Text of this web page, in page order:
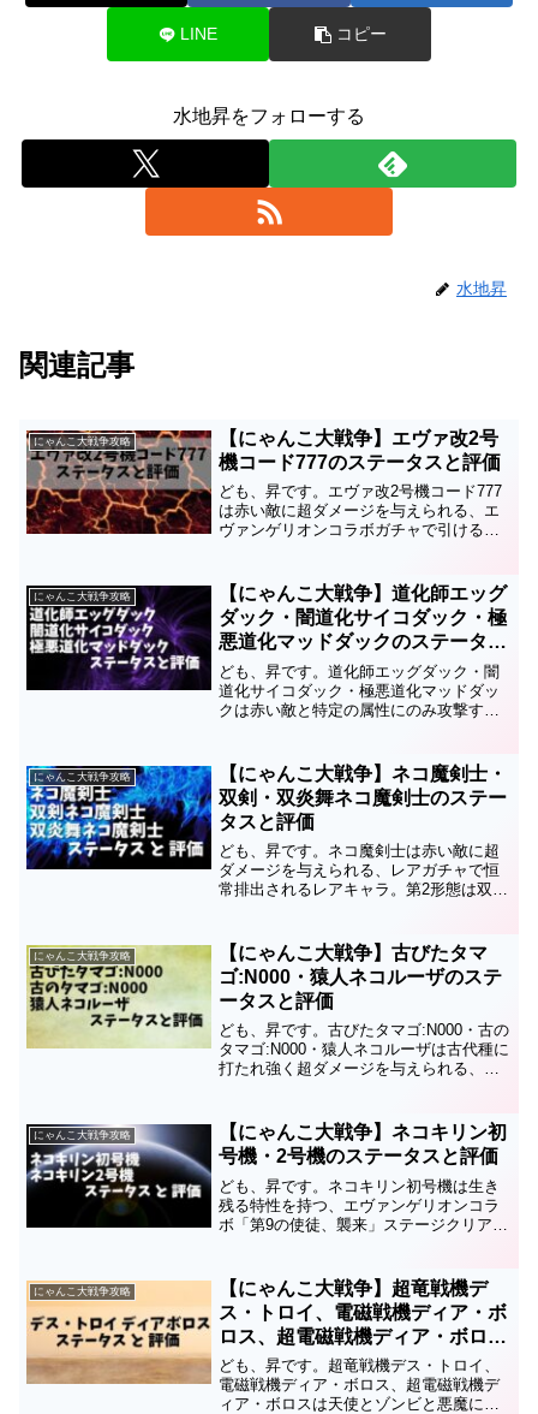
LINE コピー
水地昇をフォローする
水地昇
関連記事
にゃんこ大戦争攻略
【にゃんこ大戦争】エヴァ改2号
機コード777のステータスと評価
ども、昇です。エヴァ改2号機コード777
は赤い敵に超ダメージを与えられる、エ
ヴァンゲリオンコラボガチャで引ける超
エヴァ改2号機コード777のステータスと
評価について...
にゃんこ大戦争攻略
【にゃんこ大戦争】道化師エッグ
ダック・闇道化サイコダック・極
悪道化マッドダックのステータス
と評価
ども、昇です。道化師エッグダック・闇
道化サイコダック・極悪道化マッドダッ
クは赤い敵と特定の属性にのみ攻撃す
道化師エッグダック・闇道化サイコダッ
ク・極悪道化マッドダックの...
にゃんこ大戦争攻略
【にゃんこ大戦争】ネコ魔剣士・
双剣・双炎舞ネコ魔剣士のステー
タスと評価
ども、昇です。ネコ魔剣士は赤い敵に超
ダメージを与えられる、レアガチャで恒
常排出されるレアキャラ。第2形態は双剣
マキシマムファイターやネコバスタブと
の差についても書いて...
にゃんこ大戦争攻略
【にゃんこ大戦争】古びたタマ
ゴ:N000・猿人ネコルーザのステ
ータスと評価
ども、昇です。古びたタマゴ:N000・古の
タマゴ:N000・猿人ネコルーザは古代種に
打たれ強く超ダメージを与えられる、真
ャラのステータスと評価についてまとめ
ているので...
にゃんこ大戦争攻略
【にゃんこ大戦争】ネコキリン初
号機・2号機のステータスと評価
ども、昇です。ネコキリン初号機は生き
残る特性を持つ、エヴァンゲリオンコラ
ボ「第9の使徒、襲来」ステージクリアで
と評価についてまとめているので、育成
の順番や編成、キャ...
にゃんこ大戦争攻略
【にゃんこ大戦争】超竜戦機デ
ス・トロイ、電磁戦機ディア・ボ
ロス、超電磁戦機ディア・ボロス
のステータスと評価
ども、昇です。超竜戦機デス・トロイ、
電磁戦機ディア・ボロス、超電磁戦機デ
ィア・ボロスは天使とゾンビと悪魔に超